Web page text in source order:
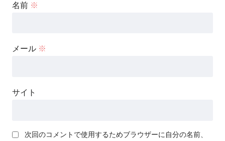
名前 ※
メール ※
サイト
次回のコメントで使用するためブラウザーに自分の名前、